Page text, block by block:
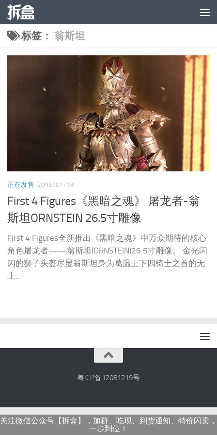
跳至内容
标签： 翁斯坦
正在发售 2018/01/18
First 4 Figures《黑暗之魂》 屠龙者-翁
斯坦ORNSTEIN 26.5寸雕像
First 4 Figures全新推出《黑暗之魂》中万众期待的核心
角色屠龙者——翁斯坦(ORNSTEIN)26.5寸雕像。 金光闪
闪的狮子头盔尽显翁斯坦身为葛温王下四骑士之首的无
上...
粤ICP备12081219号
关注微信公众号【拆盒】，加群、吃现、到货通知、特价闪卖，
一步到位！